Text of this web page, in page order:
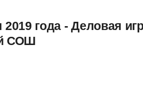
2019 года - Деловая
СОШ